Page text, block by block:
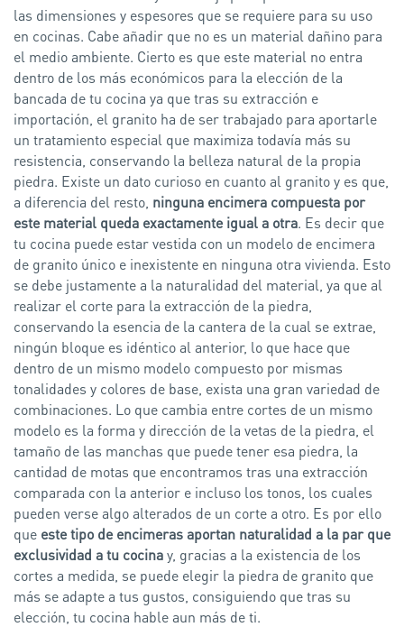
las dimensiones y espesores que se requiere para su uso
en cocinas. Cabe añadir que no es un material dañino para
el medio ambiente. Cierto es que este material no entra
dentro de los más económicos para la elección de la
bancada de tu cocina ya que tras su extracción e
importación, el granito ha de ser trabajado para aportarle
un tratamiento especial que maximiza todavía más su
resistencia, conservando la belleza natural de la propia
piedra. Existe un dato curioso en cuanto al granito y es que,
a diferencia del resto, ninguna encimera compuesta por
este material queda exactamente igual a otra. Es decir que
tu cocina puede estar vestida con un modelo de encimera
de granito único e inexistente en ninguna otra vivienda. Esto
se debe justamente a la naturalidad del material, ya que al
realizar el corte para la extracción de la piedra,
conservando la esencia de la cantera de la cual se extrae,
ningún bloque es idéntico al anterior, lo que hace que
dentro de un mismo modelo compuesto por mismas
tonalidades y colores de base, exista una gran variedad de
combinaciones. Lo que cambia entre cortes de un mismo
modelo es la forma y dirección de la vetas de la piedra, el
tamaño de las manchas que puede tener esa piedra, la
cantidad de motas que encontramos tras una extracción
comparada con la anterior e incluso los tonos, los cuales
pueden verse algo alterados de un corte a otro. Es por ello
que este tipo de encimeras aportan naturalidad a la par que
exclusividad a tu cocinay, gracias a la existencia de los
cortes a medida, se puede elegir la piedra de granito que
más se adapte a tus gustos, consiguiendo que tras su
elección, tu cocina hable aun más de ti.